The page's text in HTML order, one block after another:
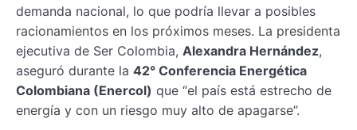
demanda nacional, lo que podría llevar a posibles
racionamientos en los próximos meses. La presidenta
ejecutiva de Ser Colombia, Alexandra Hernández,
aseguró durante la 42° Conferencia Energética
Colombiana (Enercol) que “el país está estrecho de
energía y con un riesgo muy alto de apagarse”.